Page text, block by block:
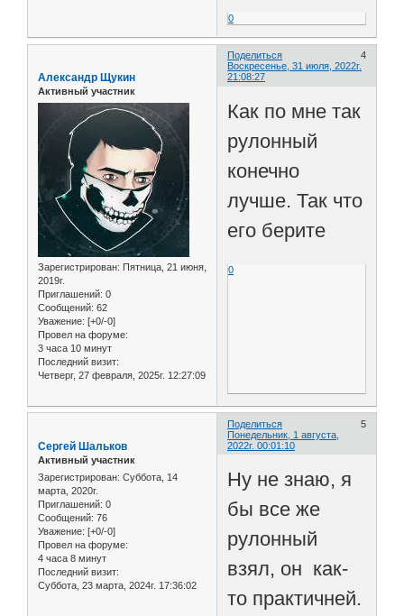
0
Поделиться
4
Воскресенье, 31 июля, 2022г.
21:08:27
Александр Щукин
Активный участник
Зарегистрирован: Пятница, 21 июня,
2019г.
Приглашений: 0
Сообщений: 62
Уважение: [+0/-0]
Провел на форуме:
3 часа 10 минут
Последний визит:
Четверг, 27 февраля, 2025г. 12:27:09
Как по мне так
рулонный
конечно
лучше. Так что
его берите
0
Поделиться
5
Понедельник, 1 августа,
2022г. 00:01:10
Сергей Шальков
Активный участник
Зарегистрирован: Суббота, 14
марта, 2020г.
Приглашений: 0
Сообщений: 76
Уважение: [+0/-0]
Провел на форуме:
4 часа 8 минут
Последний визит:
Суббота, 23 марта, 2024г. 17:36:02
Ну не знаю, я
бы все же
рулонный
взял, он как-
то практичней.